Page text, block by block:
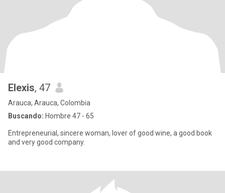
Elexis, 47
Arauca, Arauca, Colombia
Buscando: Hombre 47 - 65
Entrepreneurial, sincere woman, lover of good wine, a good book
and very good company.